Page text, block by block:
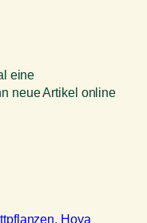
eine
neue Artikel online
, Hoya